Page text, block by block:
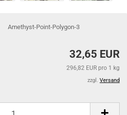
Amethyst-Point-Polygon-3
32,65 EUR
296,82 EUR pro 1 kg
zzgl. Versand